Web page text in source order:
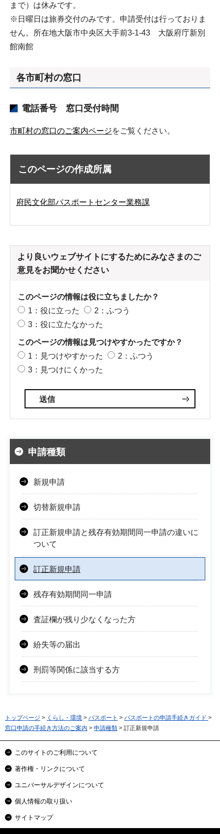
まで）は休みです。
※日曜日は旅券交付のみです。申請受付は行っておりま
せん。所在地大阪市中央区大手前3-1-43 大阪府庁新別
館南館
各市町村の窓口
電話番号 窓口受付時間
市町村の窓口のご案内ページをご覧ください。
このページの作成所属
府民文化部パスポートセンター業務課
より良いウェブサイトにするためにみなさまのご
意見をお聞かせください
このページの情報は役に立ちましたか？
1：役に立った
2：ふつう
3：役に立たなかった
このページの情報は見つけやすかったですか？
1：見つけやすかった
2：ふつう
3：見つけにくかった
申請種類
新規申請
切替新規申請
訂正新規申請と残存有効期間同一申請の違いに
ついて
訂正新規申請
残存有効期間同一申請
査証欄が残り少なくなった方
紛失等の届出
刑罰等関係に該当する方
トップページ > くらし・環境 > パスポート > パスポートの申請手続きガイド >
窓口申請の手続き方法のご案内 > 申請種類 > 訂正新規申請
このサイトのご利用について
著作権・リンクについて
ユニバーサルデザインについて
個人情報の取り扱い
サイトマップ